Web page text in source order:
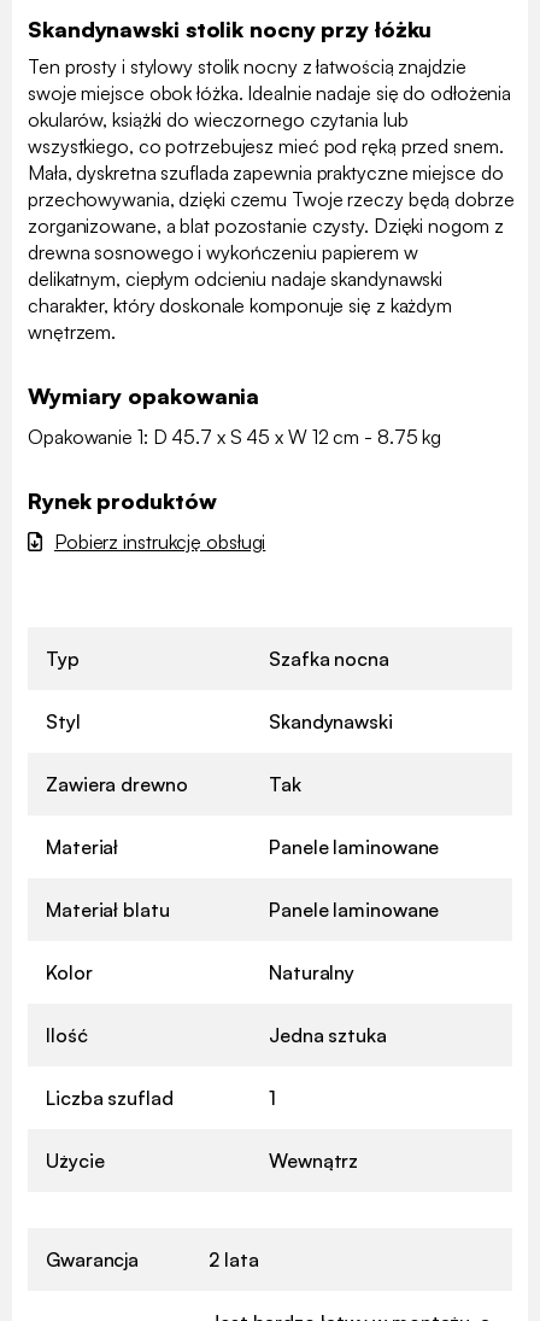
Skandynawski stolik nocny przy łóżku
Ten prosty i stylowy stolik nocny z łatwością znajdzie
swoje miejsce obok łóżka. Idealnie nadaje się do odłożenia
okularów, książki do wieczornego czytania lub
wszystkiego, co potrzebujesz mieć pod ręką przed snem.
Mała, dyskretna szuflada zapewnia praktyczne miejsce do
przechowywania, dzięki czemu Twoje rzeczy będą dobrze
zorganizowane, a blat pozostanie czysty. Dzięki nogom z
drewna sosnowego i wykończeniu papierem w
delikatnym, ciepłym odcieniu nadaje skandynawski
charakter, który doskonale komponuje się z każdym
wnętrzem.
Wymiary opakowania
Opakowanie 1: D 45.7 x S 45 x W 12 cm - 8.75 kg
Rynek produktów
Pobierz instrukcję obsługi
Typ Szafka nocna
Styl Skandynawski
Zawiera drewno Tak
Materiał Panele laminowane
Materiał blatu Panele laminowane
Kolor Naturalny
Ilość Jedna sztuka
Liczba szuflad 1
Użycie Wewnątrz
Gwarancja 2 lata